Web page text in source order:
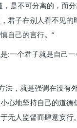
，是不可分离的，而
君子在别人看不见的
自己的言行。”
:一个君子就是自己
法，就是强调在没有
心地坚持自己的道德
无人监督而肆意妄行。